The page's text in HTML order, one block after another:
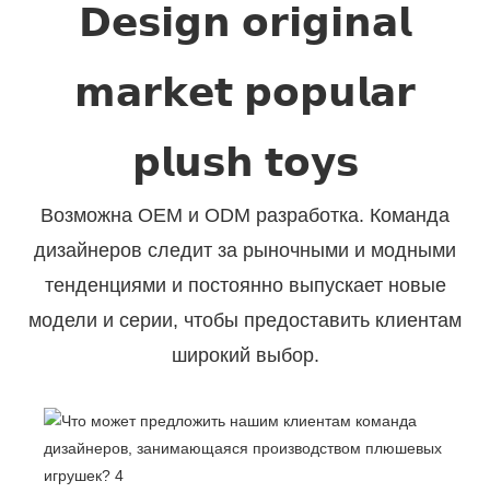
𝗗𝗲𝘀𝗶𝗴𝗻 𝗼𝗿𝗶𝗴𝗶𝗻𝗮𝗹
𝗺𝗮𝗿𝗸𝗲𝘁 𝗽𝗼𝗽𝘂𝗹𝗮𝗿
𝗽𝗹𝘂𝘀𝗵 𝘁𝗼𝘆𝘀
Возможна OEM и ODM разработка. Команда
дизайнеров следит за рыночными и модными
тенденциями и постоянно выпускает новые
модели и серии, чтобы предоставить клиентам
широкий выбор.